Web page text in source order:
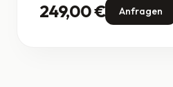
249,00 € Anfragen